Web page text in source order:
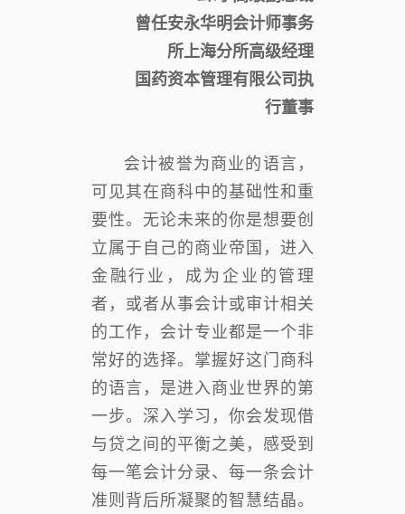
曾任安永华明会计师事务
所上海分所高级经理
国药资本管理有限公司执
行董事
会计被誉为商业的语言，
可见其在商科中的基础性和重
要性。无论未来的你是想要创
立属于自己的商业帝国，进入
金融行业，成为企业的管理
者，或者从事会计或审计相关
的工作，会计专业都是一个非
常好的选择。掌握好这门商科
的语言，是进入商业世界的第
一步。深入学习，你会发现借
与贷之间的平衡之美，感受到
每一笔会计分录、每一条会计
准则背后所凝聚的智慧结晶。